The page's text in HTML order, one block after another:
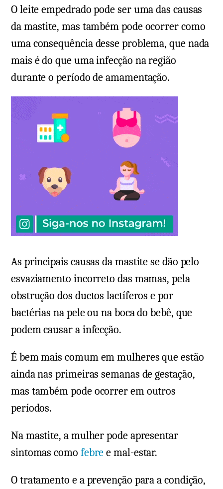
O leite empedrado pode ser uma das causas
da mastite, mas também pode ocorrer como
uma consequência desse problema, que nada
mais é do que uma infecção na região
durante o período de amamentação.
As principais causas da mastite se dão pelo
esvaziamento incorreto das mamas, pela
obstrução dos ductos lactíferos e por
bactérias na pele ou na boca do bebê, que
podem causar a infecção.
É bem mais comum em mulheres que estão
ainda nas primeiras semanas de gestação,
mas também pode ocorrer em outros
períodos.
Na mastite, a mulher pode apresentar
sintomas como febree mal-estar.
O tratamento e a prevenção para a condição,